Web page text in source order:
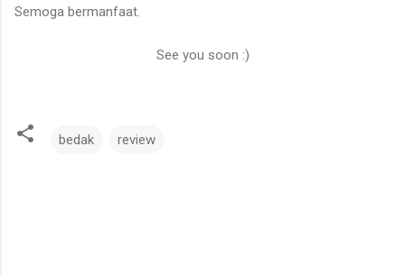
Semoga bermanfaat.
See you soon :)
bedak review